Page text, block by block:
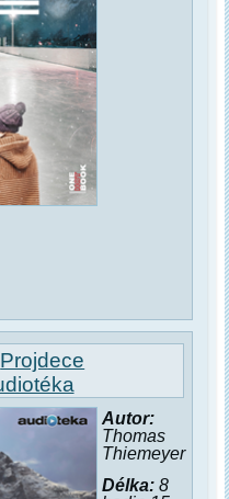
Projdece
Autor:
Thomas
Thiemeyer
Délka:8